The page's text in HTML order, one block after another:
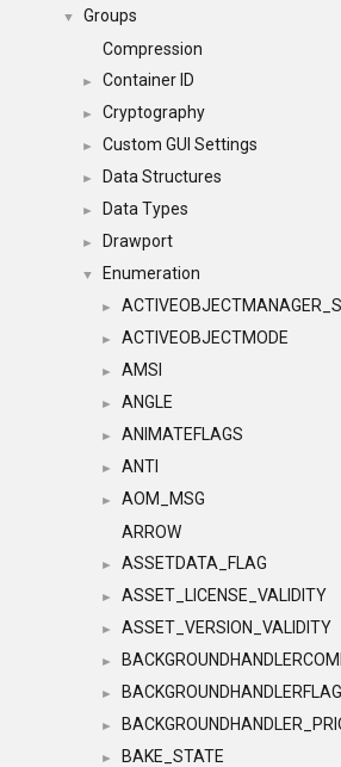
▼
Groups
Compression
► Container ID
► Cryptography
► Custom GUI Settings
► Data Structures
► Data Types
► Drawport
▼ Enumeration
►
► ACTIVEOBJECTMODE
► AMSI
► ANGLE
► ANIMATEFLAGS
► ANTI
►
AOM_MSG
ARROW
► ASSETDATA_FLAG
► ASSET_LICENSE_VALIDITY
► ASSET_VERSION_VALIDITY
►
►
►
► BAKE_STATE